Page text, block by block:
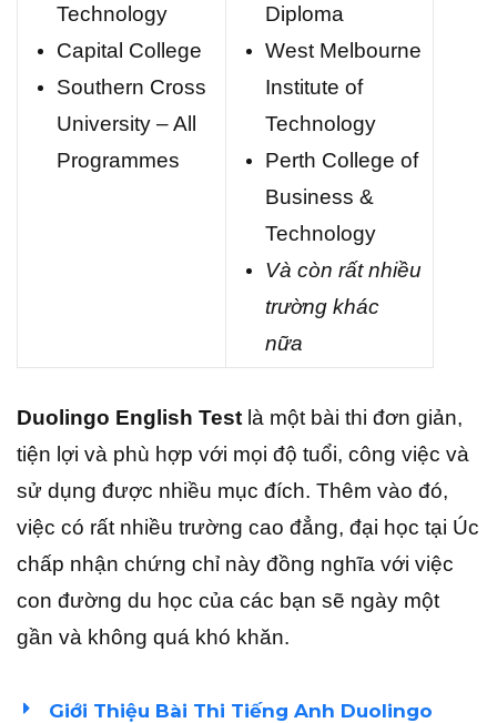
Technology
Capital College
Southern Cross
University – All
Programmes
Diploma
West Melbourne
Institute of
Technology
Perth College of
Business &
Technology
Và còn rất nhiều
trường khác
nữa
Duolingo English Test là một bài thi đơn giản,
tiện lợi và phù hợp với mọi độ tuổi, công việc và
sử dụng được nhiều mục đích. Thêm vào đó,
việc có rất nhiều trường cao đẳng, đại học tại Úc
chấp nhận chứng chỉ này đồng nghĩa với việc
con đường du học của các bạn sẽ ngày một
gần và không quá khó khăn.
Giới Thiệu Bài Thi Tiếng Anh Duolingo